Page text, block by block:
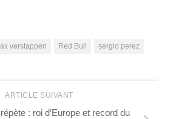
verstappen Red Bull sergio perez
ARTICLE SUIVANT
: roi d’Europe et record du